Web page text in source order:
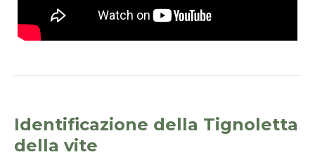
Identificazione della Tignoletta
della vite